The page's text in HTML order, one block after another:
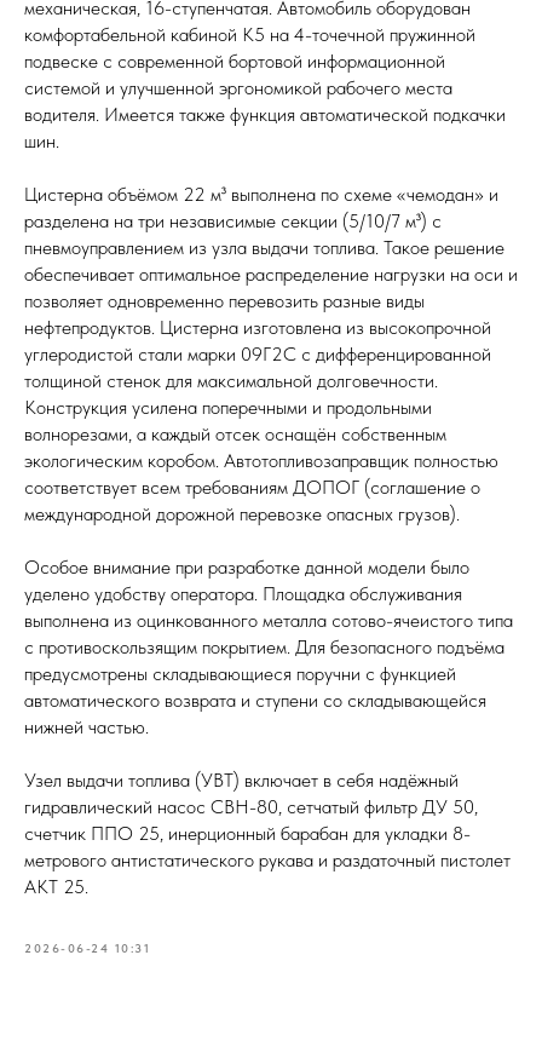
механическая, 16-ступенчатая. Автомобиль оборудован
комфортабельной кабиной К5 на 4-точечной пружинной
подвеске с современной бортовой информационной
системой и улучшенной эргономикой рабочего места
водителя. Имеется также функция автоматической подкачки
шин.
Цистерна объёмом 22 м³ выполнена по схеме «чемодан» и
разделена на три независимые секции (5/10/7 м³) с
пневмоуправлением из узла выдачи топлива. Такое решение
обеспечивает оптимальное распределение нагрузки на оси и
позволяет одновременно перевозить разные виды
нефтепродуктов. Цистерна изготовлена из высокопрочной
углеродистой стали марки 09Г2С с дифференцированной
толщиной стенок для максимальной долговечности.
Конструкция усилена поперечными и продольными
волнорезами, а каждый отсек оснащён собственным
экологическим коробом. Автотопливозаправщик полностью
соответствует всем требованиям ДОПОГ (соглашение о
международной дорожной перевозке опасных грузов).
Особое внимание при разработке данной модели было
уделено удобству оператора. Площадка обслуживания
выполнена из оцинкованного металла сотово-ячеистого типа
с противоскользящим покрытием. Для безопасного подъёма
предусмотрены складывающиеся поручни с функцией
автоматического возврата и ступени со складывающейся
нижней частью.
Узел выдачи топлива (УВТ) включает в себя надёжный
гидравлический насос СВН-80, сетчатый фильтр ДУ 50,
счетчик ППО 25, инерционный барабан для укладки 8-
метрового антистатического рукава и раздаточный пистолет
АКТ 25.
2026-06-24 10:31